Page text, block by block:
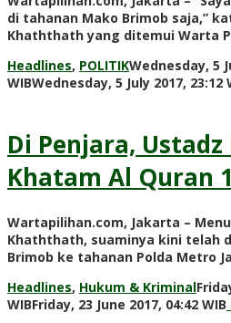
di tahanan Mako Brimob saja,”
Khaththath yang ditemui Warta
Headlines, POLITIKWednesday, 5
WIBWednesday, 5 July 2017, 23:12
Di Penjara,
Khatam Al Quran
Wartapilihan.com, Jakarta –
Khaththath, suaminya kini telah
Brimob ke tahanan Polda Metro
Headlines, Hukum & Kriminal
WIBFriday, 23 June 2017, 04:42 WIB